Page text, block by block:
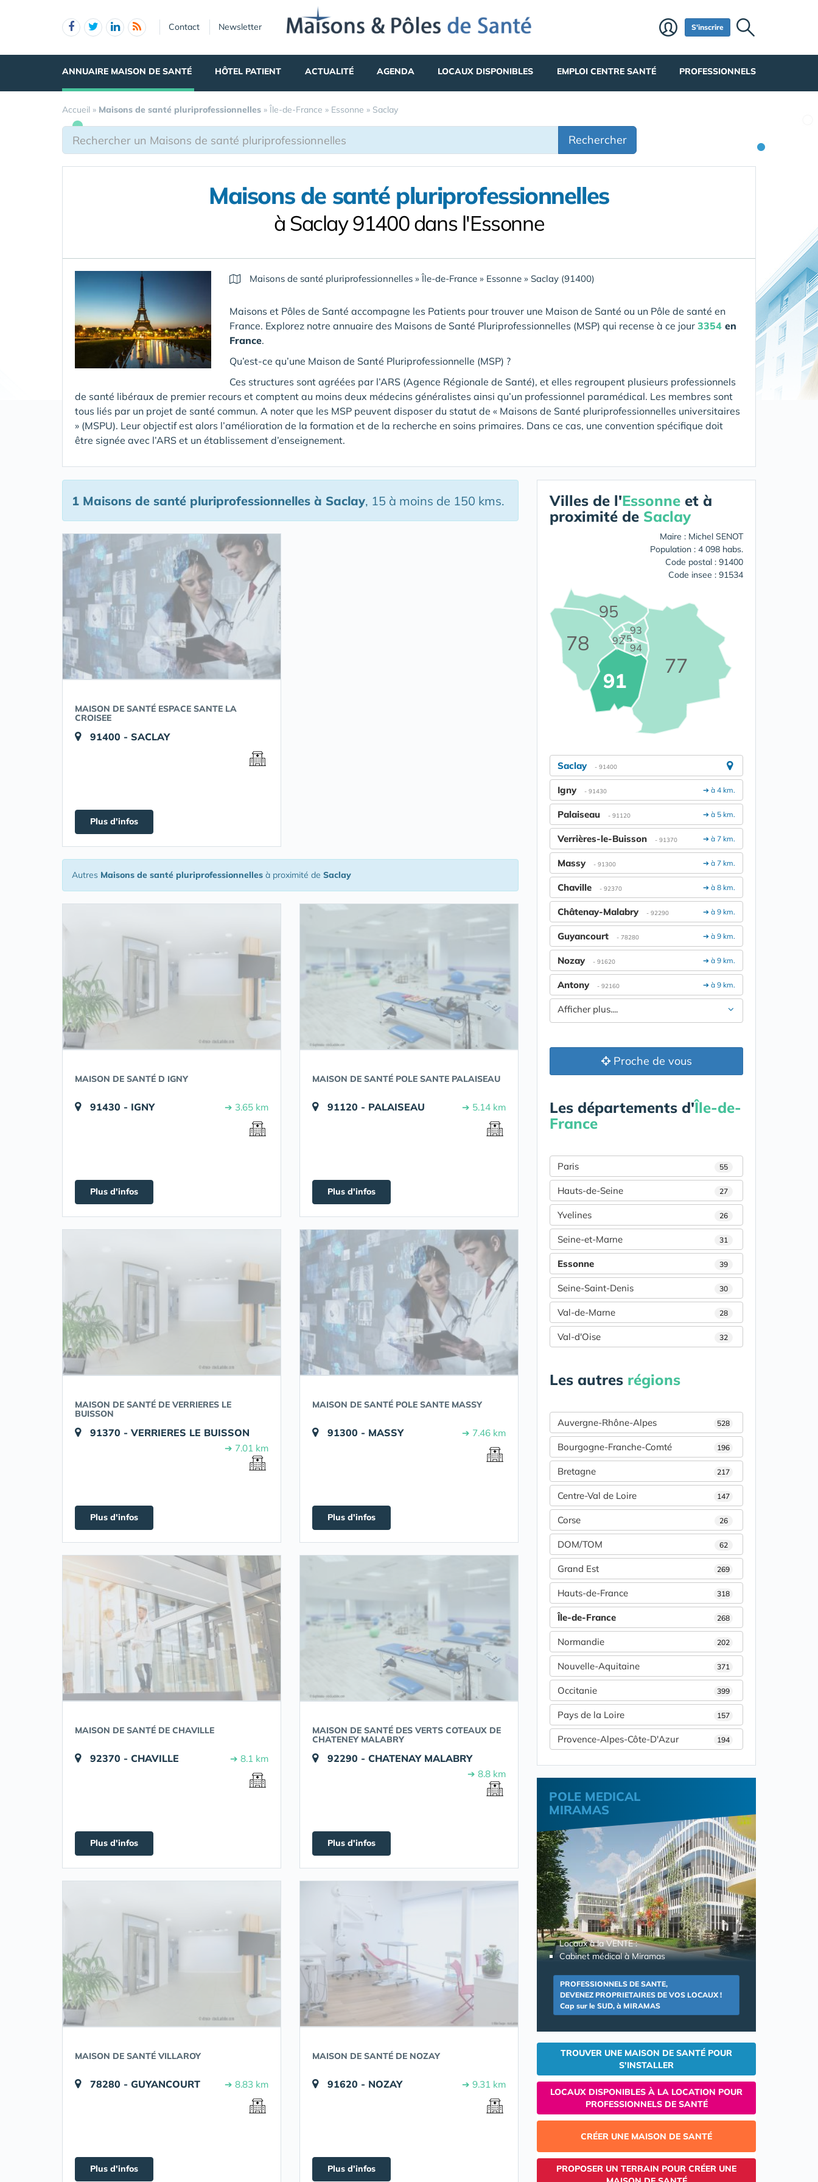
Contact Newsletter S'inscrire
ANNUAIRE MAISON DE SANTÉ HÔTEL PATIENT ACTUALITÉ AGENDA LOCAUX DISPONIBLES EMPLOI CENTRE SANTÉ PROFESSIONNELS
Accueil » Maisons de santé pluriprofessionnelles » Île-de-France » Essonne » Saclay
Rechercher
Maisons de santé pluriprofessionnelles
à Saclay 91400 dans l'Essonne
Maisons de santé pluriprofessionnelles »Île-de-France » Essonne » Saclay (91400)
Maisons et Pôles de Santé accompagne les Patients pour trouver une Maison de Santé ou un Pôle de santé en
France. Explorez notre annuaire des Maisons de Santé Pluriprofessionnelles (MSP) qui recense à ce jour 3354 en
France.
Qu’est-ce qu’une Maison de Santé Pluriprofessionnelle (MSP) ?
Ces structures sont agréées par l’ARS (Agence Régionale de Santé), et elles regroupent plusieurs professionnels
de santé libéraux de premier recours et comptent au moins deux médecins généralistes ainsi qu’un professionnel paramédical. Les membres sont
tous liés par un projet de santé commun. A noter que les MSP peuvent disposer du statut de « Maisons de Santé pluriprofessionnelles universitaires
» (MSPU). Leur objectif est alors l’amélioration de la formation et de la recherche en soins primaires. Dans ce cas, une convention spécifique doit
être signée avec l’ARS et un établissement d’enseignement.
1 Maisons de santé pluriprofessionnelles à Saclay, 15 à moins de 150 kms.
MAISON DE SANTÉ ESPACE SANTE LA
CROISEE
91400 - SACLAY
Plus d'infos
Autres Maisons de santé pluriprofessionnelles à proximité de Saclay
MAISON DE SANTÉ D IGNY
91430 - IGNY ➔ 3.65 km
Plus d'infos
MAISON DE SANTÉ POLE SANTE PALAISEAU
91120 - PALAISEAU ➔ 5.14 km
Plus d'infos
MAISON DE SANTÉ DE VERRIERES LE
BUISSON
91370 - VERRIERES LE BUISSON
➔ 7.01 km
Plus d'infos
MAISON DE SANTÉ POLE SANTE MASSY
91300 - MASSY ➔ 7.46 km
Plus d'infos
MAISON DE SANTÉ DE CHAVILLE
92370 - CHAVILLE ➔ 8.1 km
Plus d'infos
MAISON DE SANTÉ DES VERTS COTEAUX DE
CHATENEY MALABRY
92290 - CHATENAY MALABRY
➔ 8.8 km
Plus d'infos
MAISON DE SANTÉ VILLAROY
78280 - GUYANCOURT ➔ 8.83 km
Plus d'infos
MAISON DE SANTÉ DE NOZAY
91620 - NOZAY ➔ 9.31 km
Plus d'infos
Villes de l'Essonne et à
proximité de Saclay
Maire : Michel SENOT
Population : 4 098 habs.
Code postal : 91400
Code insee : 91534
75
77
78
91
92
93
94
95
Saclay - 91400
➔ à 4 km.
Igny - 91430
➔ à 5 km.
Palaiseau - 91120
➔ à 7 km.
Verrières-le-Buisson - 91370
➔ à 7 km.
Massy - 91300
➔ à 8 km.
Chaville - 92370
➔ à 9 km.
Châtenay-Malabry - 92290
➔ à 9 km.
Guyancourt - 78280
➔ à 9 km.
Nozay - 91620
➔ à 9 km.
Antony - 92160
Afficher plus....
Proche de vous
Les départements d'Île-de-
France
Paris 55
Hauts-de-Seine 27
Yvelines 26
Seine-et-Marne 31
Essonne 39
Seine-Saint-Denis 30
Val-de-Marne 28
Val-d'Oise 32
Les autres régions
Auvergne-Rhône-Alpes 528
Bourgogne-Franche-Comté 196
Bretagne 217
Centre-Val de Loire 147
Corse 26
DOM/TOM 62
Grand Est 269
Hauts-de-France 318
Île-de-France 268
Normandie 202
Nouvelle-Aquitaine 371
Occitanie 399
Pays de la Loire 157
Provence-Alpes-Côte-D'Azur 194
POLE MEDICAL
MIRAMAS
Locaux à la VENTE :
Cabinet médical à Miramas
PROFESSIONNELS DE SANTE,
DEVENEZ PROPRIETAIRES DE VOS LOCAUX !
Cap sur le SUD, à MIRAMAS
TROUVER UNE MAISON DE SANTÉ POUR
S'INSTALLER
LOCAUX DISPONIBLES À LA LOCATION POUR
PROFESSIONNELS DE SANTÉ
CRÉER UNE MAISON DE SANTÉ
PROPOSER UN TERRAIN POUR CRÉER UNE